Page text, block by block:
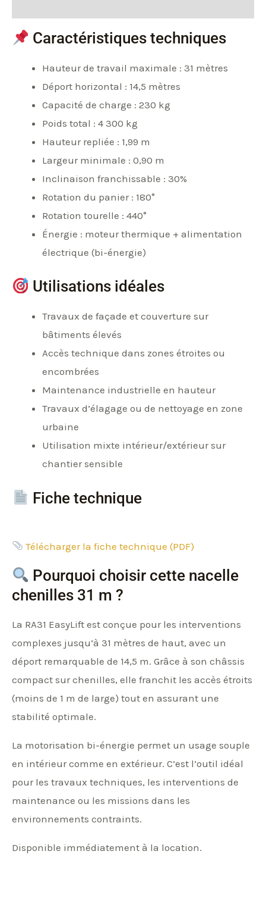
Caractéristiques techniques
Hauteur de travail maximale : 31 mètres
Déport horizontal : 14,5 mètres
Capacité de charge : 230 kg
Poids total : 4 300 kg
Hauteur repliée : 1,99 m
Largeur minimale : 0,90 m
Inclinaison franchissable : 30%
Rotation du panier : 180°
Rotation tourelle : 440°
Énergie : moteur thermique + alimentation
électrique (bi-énergie)
Utilisations idéales
Travaux de façade et couverture sur
bâtiments élevés
Accès technique dans zones étroites ou
encombrées
Maintenance industrielle en hauteur
Travaux d’élagage ou de nettoyage en zone
urbaine
Utilisation mixte intérieur/extérieur sur
chantier sensible
Fiche technique
Télécharger la fiche technique (PDF)
Pourquoi choisir cette nacelle
chenilles 31 m ?
La RA31 EasyLift est conçue pour les interventions
complexes jusqu’à 31 mètres de haut, avec un
déport remarquable de 14,5 m. Grâce à son châssis
compact sur chenilles, elle franchit les accès étroits
(moins de 1 m de large) tout en assurant une
stabilité optimale.
La motorisation bi-énergie permet un usage souple
en intérieur comme en extérieur. C’est l’outil idéal
pour les travaux techniques, les interventions de
maintenance ou les missions dans les
environnements contraints.
Disponible immédiatement à la location.